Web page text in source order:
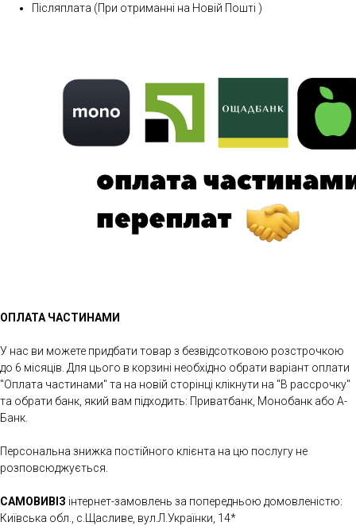
Післяплата (При отриманні на Новій Пошті )
ОПЛАТА ЧАСТИНАМИ
У нас ви можете придбати товар з безвідсотковою розстрочкою
до 6 місяців. Для цього в корзині необхідно обрати варіант оплати
"Оплата частинами" та на новій сторінці клікнути на "В рассрочку"
та обрати банк, який вам підходить: Приватбанк, Монобанк або А-
Банк.
Персональна знижка постійного клієнта на цю послугу не
розповсюджується.
САМОВИВІЗ інтернет-замовлень за попередньою домовленістю:
Київська обл., с.Щасливе, вул.Л.Українки, 14*